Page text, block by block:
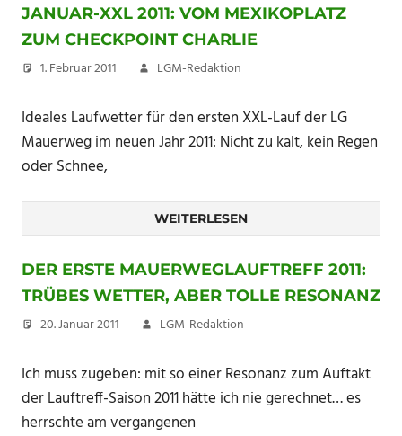
JANUAR-XXL 2011: VOM MEXIKOPLATZ
ZUM CHECKPOINT CHARLIE
1. Februar 2011 LGM-Redaktion
Ideales Laufwetter für den ersten XXL-Lauf der LG
Mauerweg im neuen Jahr 2011: Nicht zu kalt, kein Regen
oder Schnee,
WEITERLESEN
DER ERSTE MAUERWEGLAUFTREFF 2011:
TRÜBES WETTER, ABER TOLLE RESONANZ
20. Januar 2011 LGM-Redaktion
Ich muss zugeben: mit so einer Resonanz zum Auftakt
der Lauftreff-Saison 2011 hätte ich nie gerechnet… es
herrschte am vergangenen